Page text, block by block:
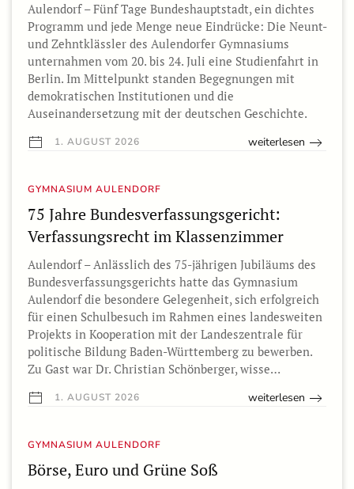
Aulendorf – Fünf Tage Bundeshauptstadt, ein dichtes
Programm und jede Menge neue Eindrücke: Die Neunt-
und Zehntklässler des Aulendorfer Gymnasiums
unternahmen vom 20. bis 24. Juli eine Studienfahrt in
Berlin. Im Mittelpunkt standen Begegnungen mit
demokratischen Institutionen und die
Auseinandersetzung mit der deutschen Geschichte.
1. AUGUST 2026 weiterlesen
GYMNASIUM AULENDORF
75 Jahre Bundesverfassungsgericht:
Verfassungsrecht im Klassenzimmer
Aulendorf – Anlässlich des 75-jährigen Jubiläums des
Bundesverfassungsgerichts hatte das Gymnasium
Aulendorf die besondere Gelegenheit, sich erfolgreich
für einen Schulbesuch im Rahmen eines landesweiten
Projekts in Kooperation mit der Landeszentrale für
politische Bildung Baden-Württemberg zu bewerben.
Zu Gast war Dr. Christian Schönberger, wisse…
1. AUGUST 2026 weiterlesen
GYMNASIUM AULENDORF
Börse, Euro und Grüne Soß